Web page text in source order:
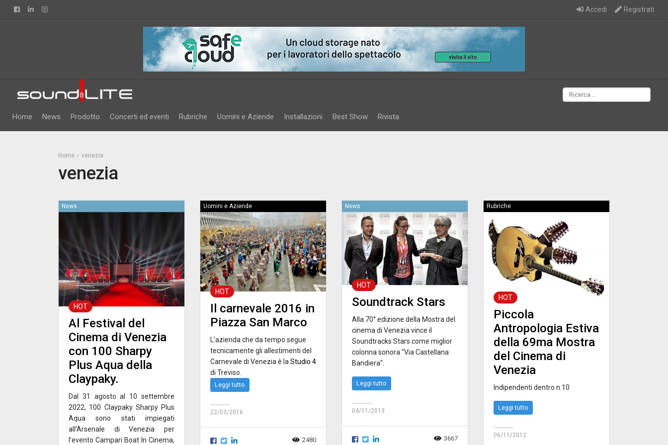
FacebookLinkedin Accedi Registrati
Home News Prodotto Concerti ed eventi Rubriche Uomini e Aziende Installazioni Best Show Rivista
Home venezia
venezia
News
HOT
Al Festival del
Cinema di Venezia
con 100 Sharpy
Plus Aqua della
Claypaky.
Dal 31 agosto al 10 settembre
2022, 100 Claypaky Sharpy Plus
Aqua sono stati impiegati
all’Arsenale di Venezia per
l’evento Campari Boat In Cinema,
Uomini e Aziende
HOT
Il carnevale 2016 in
Piazza San Marco
L’azienda che da tempo segue
tecnicamente gli allestimenti del
Carnevale di Venezia è la Studio 4
di Treviso.
Leggi tutto
22/03/2016
2480
News
HOT
Soundtrack Stars
Alla 70° edizione della Mostra del
cinema di Venezia vince il
Soundtracks Stars come miglior
colonna sonora "Via Castellana
Bandiera".
Leggi tutto
04/11/2013
3667
Rubriche
HOT
Piccola
Antropologia Estiva
della 69ma Mostra
del Cinema di
Venezia
Indipendenti dentro n.10
Leggi tutto
06/11/2012